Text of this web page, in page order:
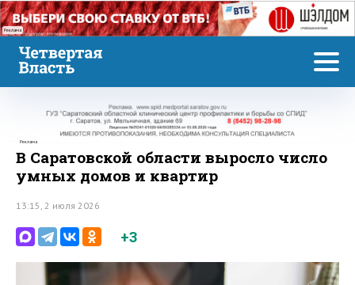
Реклама
Реклама
В Саратовской области выросло число
умных домов и квартир
13:15, 2 июля 2026
+3